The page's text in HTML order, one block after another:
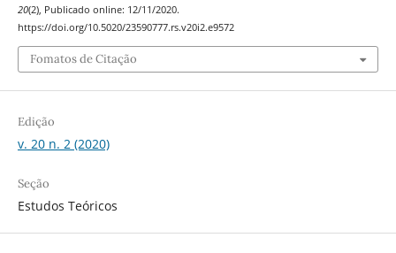
20(2), Publicado online: 12/11/2020.
https://doi.org/10.5020/23590777.rs.v20i2.e9572
Fomatos de Citação
Edição
v. 20 n. 2 (2020)
Seção
Estudos Teóricos